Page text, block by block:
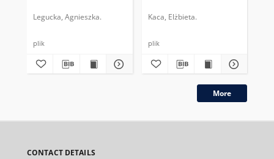
Legucka, Agnieszka.
plik
Kaca, Elżbieta.
plik
More
CONTACT DETAILS